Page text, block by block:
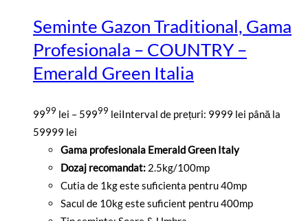
Seminte Gazon Traditional, Gama
Profesionala – COUNTRY –
Emerald Green Italia
9999 lei – 59999 leiInterval de prețuri: 9999 lei până la
59999 lei
Gama profesionala Emerald Green Italy
Dozaj recomandat: 2.5kg/100mp
Cutia de 1kg este suficienta pentru 40mp
Sacul de 10kg este suficient pentru 400mp